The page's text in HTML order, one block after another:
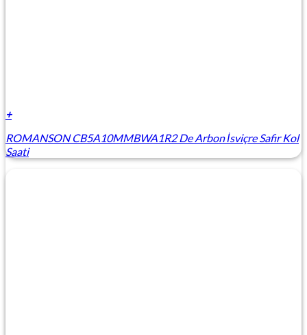
+
ROMANSON CB5A10MMBWA1R2 De Arbon İsviçre Safir Kol
Saati